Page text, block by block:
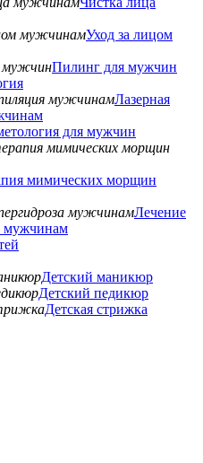
Уход за лицом
Пилинг для мужчин
Лазерная
для мужчин
мимических морщин
Лечение
мужчинам
Детский маникюр
Детский педикюр
Детская стрижка